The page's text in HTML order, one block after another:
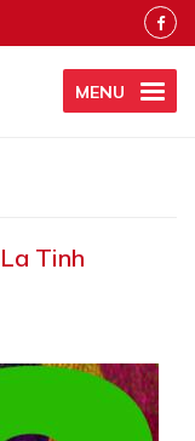
MENU
Tinh